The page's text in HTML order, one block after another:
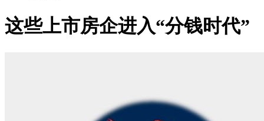
这些上市房企进入“分钱时代”